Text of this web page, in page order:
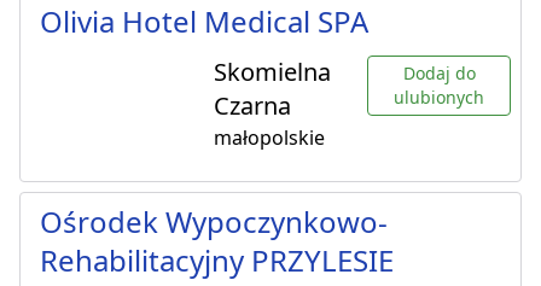
Olivia Hotel Medical SPA
Skomielna
Czarna
małopolskie
Dodaj do
ulubionych
Ośrodek Wypoczynkowo-
Rehabilitacyjny PRZYLESIE